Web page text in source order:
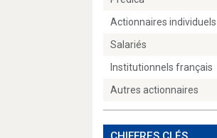
Actionnaires individuels
Salariés
Institutionnels français
Autres actionnaires